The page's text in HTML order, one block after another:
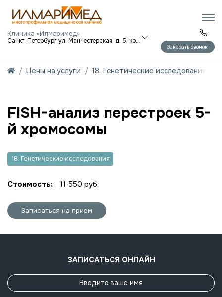
Клиника «Илмаримед»
Санкт-Петербург ул. Манчестерская, д. 5, корп. 1
Заказать звонок
Цены на услуги 18. Генетические исследования
FISH-анализ перестроек 5-
й хромосомы
18. Генетические исследования
Стоимость: 11 550 руб.
Записаться на прием
ЗАПИСАТЬСЯ ОНЛАЙН